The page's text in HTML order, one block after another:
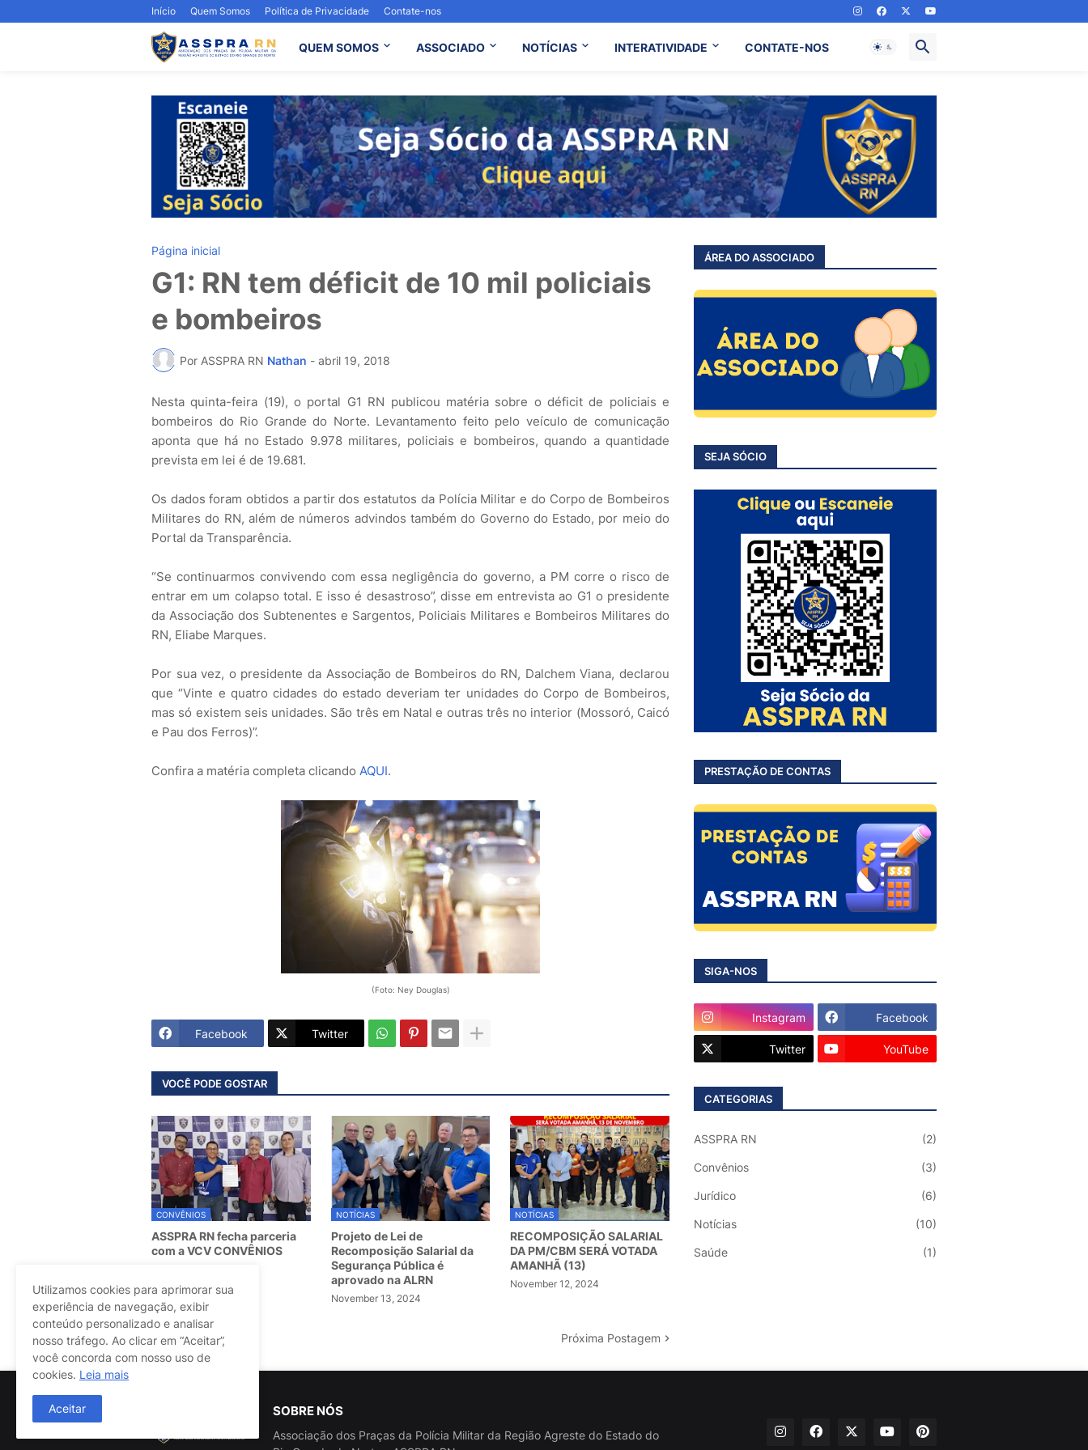
Início Quem Somos Política de Privacidade Contate-nos
QUEM SOMOS ASSOCIADO NOTÍCIAS INTERATIVIDADE CONTATE-NOS
Página inicial
G1: RN tem déficit de 10 mil policiais
e bombeiros
Por ASSPRA RN Nathan - abril 19, 2018
Nesta quinta-feira (19), o portal G1 RN publicou matéria sobre o déficit de policiais e
bombeiros do Rio Grande do Norte. Levantamento feito pelo veículo de comunicação
aponta que há no Estado 9.978 militares, policiais e bombeiros, quando a quantidade
prevista em lei é de 19.681.
Os dados foram obtidos a partir dos estatutos da Polícia Militar e do Corpo de Bombeiros
Militares do RN, além de números advindos também do Governo do Estado, por meio do
Portal da Transparência.
“Se continuarmos convivendo com essa negligência do governo, a PM corre o risco de
entrar em um colapso total. E isso é desastroso”, disse em entrevista ao G1 o presidente
da Associação dos Subtenentes e Sargentos, Policiais Militares e Bombeiros Militares do
RN, Eliabe Marques.
Por sua vez, o presidente da Associação de Bombeiros do RN, Dalchem Viana, declarou
que “Vinte e quatro cidades do estado deveriam ter unidades do Corpo de Bombeiros,
mas só existem seis unidades. São três em Natal e outras três no interior (Mossoró, Caicó
e Pau dos Ferros)”.
Confira a matéria completa clicando AQUI.
(Foto: Ney Douglas)
Facebook Twitter
VOCÊ PODE GOSTAR
CONVÊNIOS
ASSPRA RN fecha parceria
com a VCV CONVÊNIOS
NOTÍCIAS
Projeto de Lei de
Recomposição Salarial da
Segurança Pública é
aprovado na ALRN
November 13, 2024
NOTÍCIAS
RECOMPOSIÇÃO SALARIAL
DA PM/CBM SERÁ VOTADA
AMANHÃ (13)
November 12, 2024
Postagem Anterior Próxima Postagem
ÁREA DO ASSOCIADO
SEJA SÓCIO
PRESTAÇÃO DE CONTAS
SIGA-NOS
Instagram Facebook
Twitter YouTube
CATEGORIAS
ASSPRA RN (2)
Convênios (3)
Jurídico (6)
Notícias (10)
Saúde (1)
SOBRE NÓS
Associação dos Praças da Polícia Militar da Região Agreste do Estado do
Utilizamos cookies para aprimorar sua
experiência de navegação, exibir
conteúdo personalizado e analisar
nosso tráfego. Ao clicar em “Aceitar”,
você concorda com nosso uso de
cookies. Leia mais
Aceitar